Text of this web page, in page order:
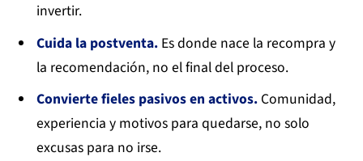
invertir.
Cuida la postventa.Es donde nace la recompra y
la recomendación, no el final del proceso.
Convierte fieles pasivos en activos.Comunidad,
experiencia y motivos para quedarse, no solo
excusas para no irse.